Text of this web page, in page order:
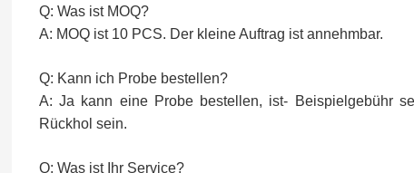
Q: Was ist MOQ?
A: MOQ ist 10 PCS. Der kleine Auftrag ist annehmbar.
Q: Kann ich Probe bestellen?
A: Ja kann eine Probe bestellen, ist- Beispielgebühr
Rückhol sein.
Q: Was ist Ihr Service?